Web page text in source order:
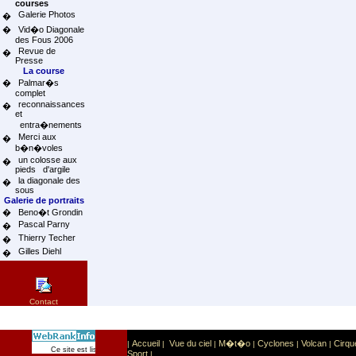
courses
�
Galerie Photos
�
Vid�o Diagonale
des Fous 2006
�
Revue de
Presse
La course
�
Palmar�s
complet
�
reconnaissances
et
entra�nements
�
Merci aux
b�n�voles
�
un colosse aux
pieds d'argile
�
la diagonale des
sous
Galerie de portraits
�
Beno�t Grondin
�
Pascal Parny
�
Thierry Techer
�
Gilles Diehl
Contact
Ce site est list� dans la cat�gorie Sport Sports extr�mes
| Accueil | Vue du ciel | M�t�o | Cyclones | Volcan |
Sport |